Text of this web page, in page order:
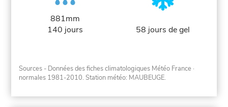
881mm
140 jours
58 jours de gel
Sources - Données des fiches climatologiques Météo France ·
normales 1981-2010. Station météo: MAUBEUGE.